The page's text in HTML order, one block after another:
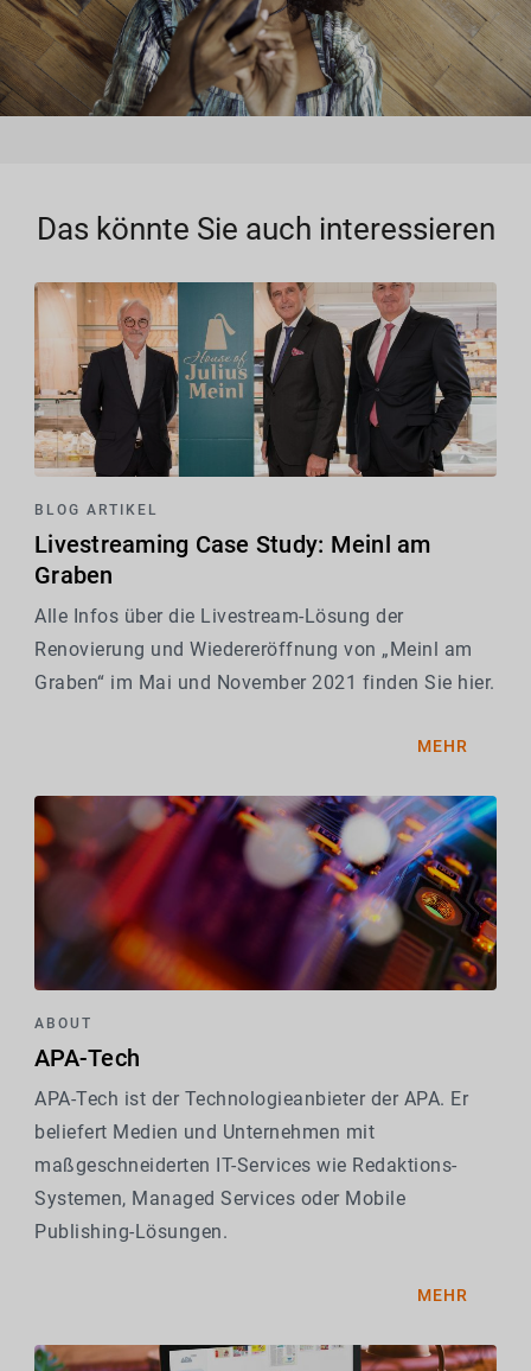
Das könnte Sie auch interessieren
BLOG ARTIKEL
Livestreaming Case Study: Meinl am
Graben
Alle Infos über die Livestream-Lösung der
Renovierung und Wiedereröffnung von „Meinl am
Graben“ im Mai und November 2021 finden Sie hier.
MEHR
ABOUT
APA-Tech
APA-Tech ist der Technologieanbieter der APA. Er
beliefert Medien und Unternehmen mit
maßgeschneiderten IT-Services wie Redaktions-
Systemen, Managed Services oder Mobile
Publishing-Lösungen.
MEHR